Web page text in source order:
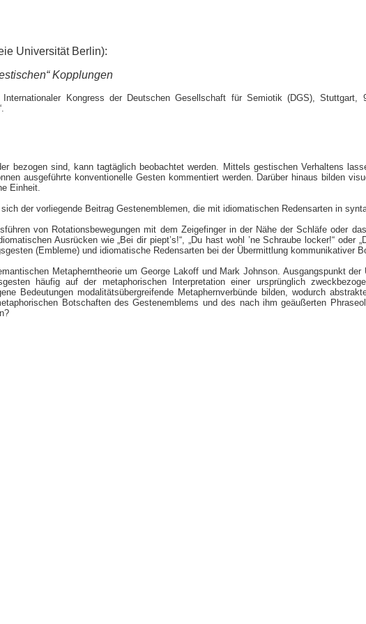
Universität Berlin):
Kopplungen
Internationaler Kongress der Deutschen Gesellschaft für Semiotik (DGS),
bezogen sind, kann tagtäglich beobachtet werden. Mittels gestischen Verhaltens
ausgeführte konventionelle Gesten kommentiert werden. Darüber hinaus bilden
Einheit.
der vorliegende Beitrag Gestenemblemen, die mit idiomatischen Redensarten in
von Rotations­bewegungen mit dem Zeigefinger in der Nähe der Schläfe oder
Ausrücken wie „Bei dir piept’s!“, „Du hast wohl ’ne Schraube locker!“ oder
(Embleme) und idiomatische Redensarten bei der Übermittlung kommunikativer
Metapherntheorie um George Lakoff und Mark Johnson. Ausgangspunkt
häufig auf der metaphorischen Interpretation einer ursprünglich
Bedeutungen modalitätsübergreifende Metaphernverbünde bilden, wodurch
Botschaften des Gestenemblems und des nach ihm geäußerten